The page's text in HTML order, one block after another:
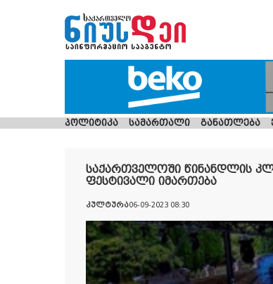
პოლიტიკა სამართალი განათლება
საქართველოში წინანდლის
ფესტივალი იმართება
კულტურა06-09-2023 08:30